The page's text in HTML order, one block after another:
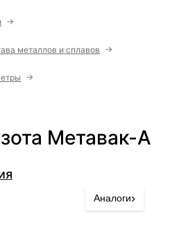
→
металлов и сплавов →
→
Метавак-A
Аналоги›